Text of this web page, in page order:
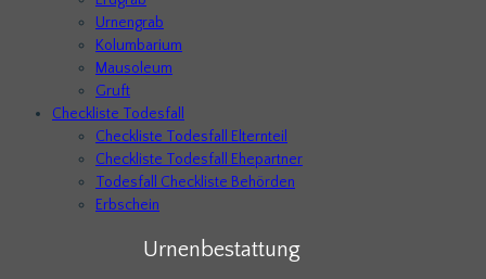
Urnengrab
Kolumbarium
Mausoleum
Gruft
Checkliste Todesfall
Checkliste Todesfall Elternteil
Checkliste Todesfall Ehepartner
Todesfall Checkliste Behörden
Erbschein
Urnen­bestat­tung